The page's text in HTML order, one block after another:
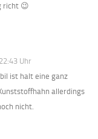
richt 😉
Uhr
ist halt eine ganz
allerdings
nicht.